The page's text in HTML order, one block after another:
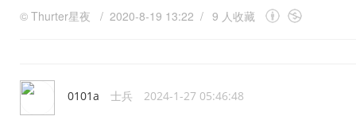
© Thurter星夜 / 2020-8-19 13:22 / 9 人收藏
0101a 士兵 2024-1-27 05:46:48